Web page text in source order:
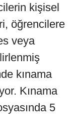
kişisel
öğrencilere
veya
kınama
Kınama
5